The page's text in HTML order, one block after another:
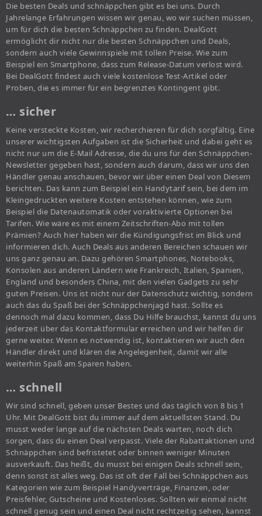
Die besten Deals und schnäppchen gibt es bei uns. Durch
Jahrelange Erfahrungen wissen wir genau, wo wir suchen müssen,
um für dich die besten Schnäppchen zu finden. DealGott
ermöglicht dir nicht nur die besten Schnäppchen und Deals,
sondern auch viele Gewinnspiele mit tollen Preise. Wie zum
Beispiel ein Smartphone, dass zum Release-Datum verlost wird.
Bei DealGott findest auch viele kostenlose Test-Artikel oder
Proben, die es immer für ein begrenztes Kontingent gibt.
… sicher
Keine versteckte Kosten, wir recherchieren für dich sorgfältig. Eine
unserer wichtigsten Aufgaben ist die Sicherheit und dabei geht es
nicht nur um die E-Mail Adresse, die du uns für den Schnäppchen-
Newsletter gegeben hast, sondern auch darum, dass wir uns den
Händler genau anschauen, bevor wir über einen Deal von Diesem
berichten. Das kann zum Beispiel ein Handytarif sein, bei dem im
Kleingedruckten weitere Kosten entstehen können, wie zum
Beispiel die Datenautomatik oder voraktivierte Optionen bei
Tarifen. Wie wäre es mit einem Zeitschriften-Abo mit tollen
Prämien? Auch hier haben wir die Kündigungsfrist im Blick und
informieren dich. Auch Deals aus anderen Bereichen schauen wir
uns ganz genau an. Dazu gehören Smartphones, Notebooks,
Konsolen aus anderen Ländern wie Frankreich, Italien, Spanien,
England und besonders China, mit den vielen Gadgets zu sehr
guten Preisen. Uns ist nicht nur der Datenschutz wichtig, sondern
auch das du Spaß bei der Schnäppchenjagd hast. Sollte es
dennoch mal dazu kommen, dass Du Hilfe brauchst, kannst du uns
jederzeit über das Kontaktformular erreichen und wir helfen dir
gerne weiter. Wenn es notwendig ist, kontaktieren wir auch den
Händler direkt und klären die Angelegenheit, damit wir alle
weiterhin Spaß am Sparen haben.
… schnell
Wir sind schnell, geben unser Bestes und das täglich von 8 bis 1
Uhr. Mit DealGott bist du immer auf dem aktuellsten Stand. Du
musst weder lange auf die nächsten Deals warten, noch dich
sorgen, dass du einen Deal verpasst. Viele der Rabattaktionen und
Schnäppchen sind befristetet oder binnen weniger Minuten
ausverkauft. Das heißt, du musst bei einigen Deals schnell sein,
denn sonst ist alles weg. Das ist oft der Fall bei Schnäppchen aus
Kategorien wie zum Beispiel Handyverträge, Finanzen, oder
Preisfehler, Gutscheine und Kostenloses. Sollten wir einmal nicht
schnell genug sein und einen Deal nicht rechtzeitig sehen, kannst